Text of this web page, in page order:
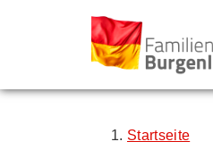
Zum Inhalt
Zum Menü
Startseite